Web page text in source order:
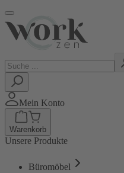
Mein Konto
Warenkorb
Unsere Produkte
Büromöbel